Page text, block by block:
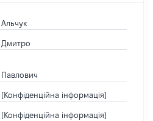
Альчук
Дмитро
Павлович
[Конфіденційна інформація]
[Конфіденційна інформація]